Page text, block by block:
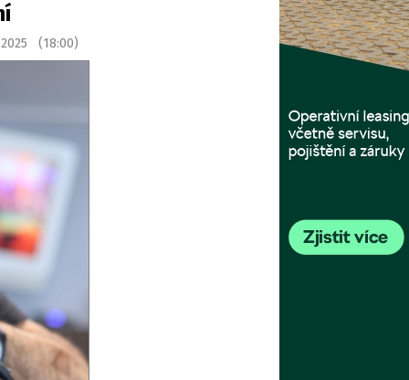
(18:00)